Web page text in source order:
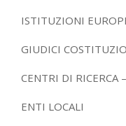
ISTITUZIONI
GIUDICI
CENTRI DI RICERCA
ENTI LOCALI